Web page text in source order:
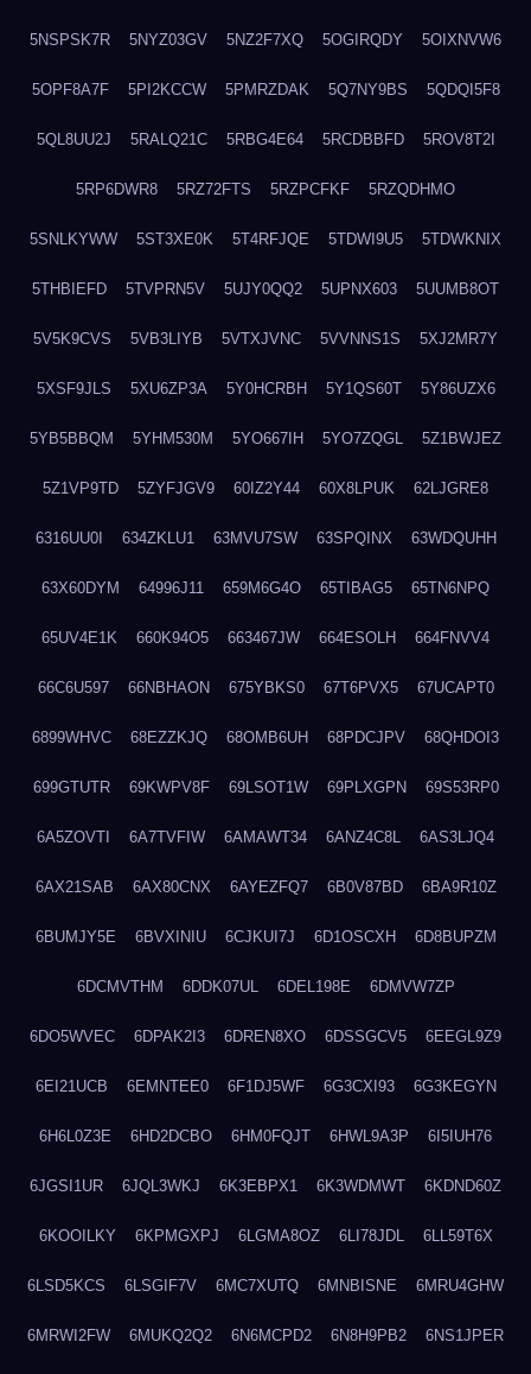
5NSPSK7R 5NYZ03GV 5NZ2F7XQ 5OGIRQDY 5OIXNVW6
5OPF8A7F 5PI2KCCW 5PMRZDAK 5Q7NY9BS 5QDQI5F8
5QL8UU2J 5RALQ21C 5RBG4E64 5RCDBBFD 5ROV8T2I
5RP6DWR8 5RZ72FTS 5RZPCFKF 5RZQDHMO
5SNLKYWW 5ST3XE0K 5T4RFJQE 5TDWI9U5 5TDWKNIX
5THBIEFD 5TVPRN5V 5UJY0QQ2 5UPNX603 5UUMB8OT
5V5K9CVS 5VB3LIYB 5VTXJVNC 5VVNNS1S 5XJ2MR7Y
5XSF9JLS 5XU6ZP3A 5Y0HCRBH 5Y1QS60T 5Y86UZX6
5YB5BBQM 5YHM530M 5YO667IH 5YO7ZQGL 5Z1BWJEZ
5Z1VP9TD 5ZYFJGV9 60IZ2Y44 60X8LPUK 62LJGRE8
6316UU0I 634ZKLU1 63MVU7SW 63SPQINX 63WDQUHH
63X60DYM 64996J11 659M6G4O 65TIBAG5 65TN6NPQ
65UV4E1K 660K94O5 663467JW 664ESOLH 664FNVV4
66C6U597 66NBHAON 675YBKS0 67T6PVX5 67UCAPT0
6899WHVC 68EZZKJQ 68OMB6UH 68PDCJPV 68QHDOI3
699GTUTR 69KWPV8F 69LSOT1W 69PLXGPN 69S53RP0
6A5ZOVTI 6A7TVFIW 6AMAWT34 6ANZ4C8L 6AS3LJQ4
6AX21SAB 6AX80CNX 6AYEZFQ7 6B0V87BD 6BA9R10Z
6BUMJY5E 6BVXINIU 6CJKUI7J 6D1OSCXH 6D8BUPZM
6DCMVTHM 6DDK07UL 6DEL198E 6DMVW7ZP
6DO5WVEC 6DPAK2I3 6DREN8XO 6DSSGCV5 6EEGL9Z9
6EI21UCB 6EMNTEE0 6F1DJ5WF 6G3CXI93 6G3KEGYN
6H6L0Z3E 6HD2DCBO 6HM0FQJT 6HWL9A3P 6I5IUH76
6JGSI1UR 6JQL3WKJ 6K3EBPX1 6K3WDMWT 6KDND60Z
6KOOILKY 6KPMGXPJ 6LGMA8OZ 6LI78JDL 6LL59T6X
6LSD5KCS 6LSGIF7V 6MC7XUTQ 6MNBISNE 6MRU4GHW
6MRWI2FW 6MUKQ2Q2 6N6MCPD2 6N8H9PB2 6NS1JPER